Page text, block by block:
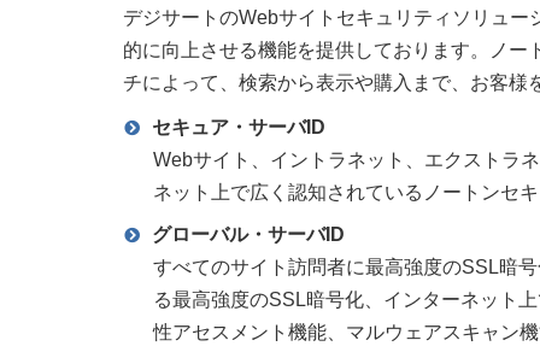
デジサートのWebサイトセキュリティソリュ
的に向上させる機能を提供しております。ノ
チによって、検索から表示や購入まで、お客様
セキュア・サーバID
Webサイト、イントラネット、エクストラ
ネット上で広く認知されているノートンセ
グローバル・サーバID
すべてのサイト訪問者に最高強度のSSL暗
る最高強度のSSL暗号化、インターネット
性アセスメント機能、マルウェアスキャン